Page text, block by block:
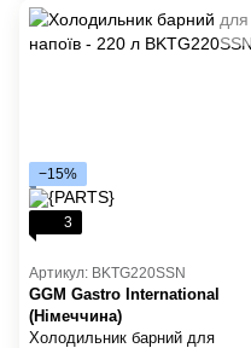
−15%
3
Артикул: BKTG220SSN
GGM Gastro International
(Німеччина)
Холодильник барний для